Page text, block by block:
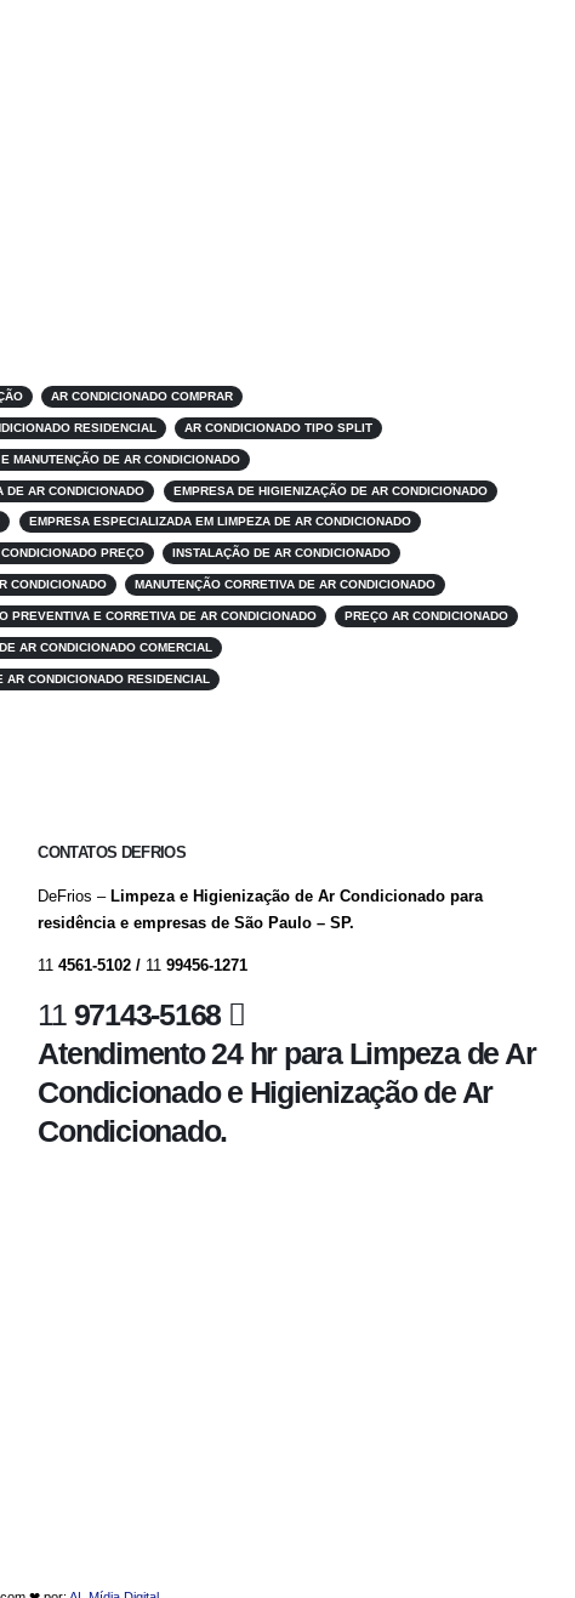
AR CONDICIONADO COMPRAR
RESIDENCIAL AR CONDICIONADO TIPO SPLIT
MANUTENÇÃO DE AR CONDICIONADO
DE AR CONDICIONADO EMPRESA DE HIGIENIZAÇÃO DE AR CONDICIONADO
EMPRESA ESPECIALIZADA EM LIMPEZA DE AR CONDICIONADO
PREÇO INSTALAÇÃO DE AR CONDICIONADO
CONDICIONADO MANUTENÇÃO CORRETIVA DE AR CONDICIONADO
PREVENTIVA E CORRETIVA DE AR CONDICIONADO PREÇO AR CONDICIONADO
AR CONDICIONADO COMERCIAL
AR CONDICIONADO RESIDENCIAL
CONTATOS DEFRIOS
DeFrios – Limpeza e Higienização de Ar Condicionado para
residência e empresas de São Paulo – SP.
114561-5102 / 1199456-1271
11 97143-5168
Atendimento 24 hr para Limpeza de Ar
Condicionado e Higienização de Ar
Condicionado.